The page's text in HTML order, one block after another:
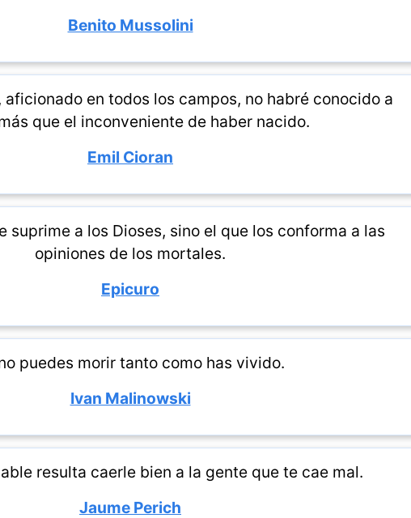
Benito Mussolini
en todos los campos, no habré conocido a
que el inconveniente de haber nacido.
Emil Cioran
suprime a los Dioses, sino el que los conforma a las
opiniones de los mortales.
Epicuro
puedes morir tanto como has vivido.
Ivan Malinowski
resulta caerle bien a la gente que te cae mal.
Jaume Perich